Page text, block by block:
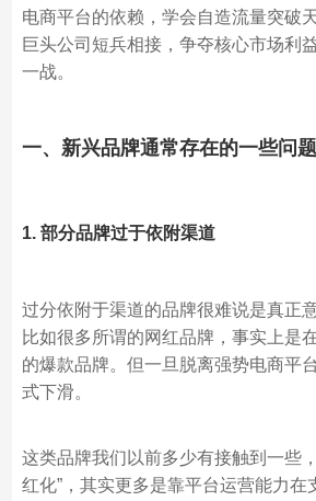
电商平台的依赖，学会自造流量突破
巨头公司短兵相接，争夺核心市场利
一战。
一、新兴品牌通常存在的一些问题
1. 部分品牌过于依附渠道
过分依附于渠道的品牌很难说是真正
比如很多所谓的网红品牌，事实上是
的爆款品牌。但一旦脱离强势电商平
式下滑。
这类品牌我们以前多少有接触到一些
红化”，其实更多是靠平台运营能力在